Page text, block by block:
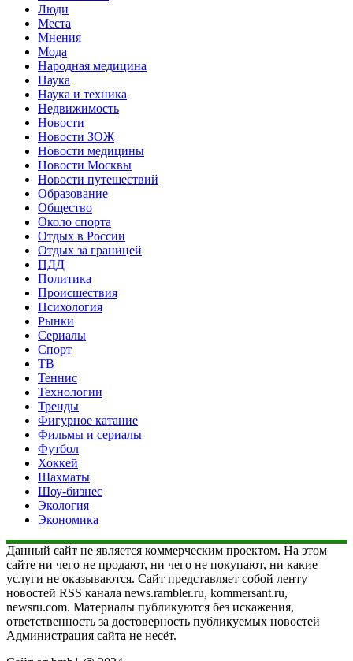
Люди
Места
Мнения
Мода
Народная медицина
Наука
Наука и техника
Недвижимость
Новости
Новости ЗОЖ
Новости медицины
Новости Москвы
Новости путешествий
Образование
Общество
Около спорта
Отдых в России
Отдых за границей
ПДД
Политика
Происшествия
Психология
Рынки
Сериалы
Спорт
ТВ
Теннис
Технологии
Тренды
Фигурное катание
Фильмы и сериалы
Футбол
Хоккей
Шахматы
Шоу-бизнес
Экология
Экономика
Данный сайт не является коммерческим проектом. На этом
сайте ни чего не продают, ни чего не покупают, ни какие
услуги не оказываются. Сайт представляет собой ленту
новостей RSS канала news.rambler.ru, kommersant.ru,
newsru.com. Материалы публикуются без искажения,
ответственность за достоверность публикуемых новостей
Администрация сайта не несёт.